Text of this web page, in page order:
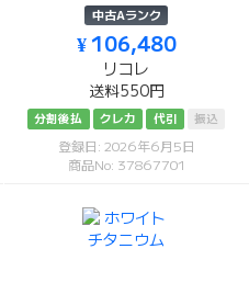
中古Aランク
¥ 106,480
リコレ
送料550円
分割後払 クレカ 代引 振込
登録日: 2026年6月5日
商品No: 37867701